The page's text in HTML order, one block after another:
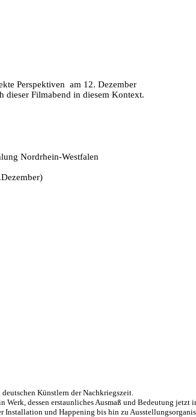
Perspektiven am 12. Dezember
dieser Filmabend in diesem Kontext.
Nordrhein-Westfalen
Künstlern der Nachkriegszeit.
dessen erstaunliches Ausmaß und Bedeutung jetzt
Installation und Happening bis hin zu